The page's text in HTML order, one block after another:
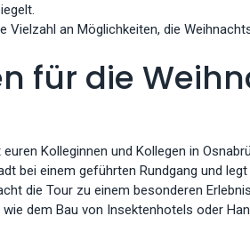
Vielzahl an Möglichkeiten, die
für die
Kolleginnen und Kollegen in
bei einem geführten Rundgang und
die Tour zu einem besonderen
dem Bau von Insektenhotels oder